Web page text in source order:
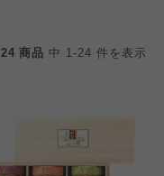
24 商品 中 1-24 件を表示